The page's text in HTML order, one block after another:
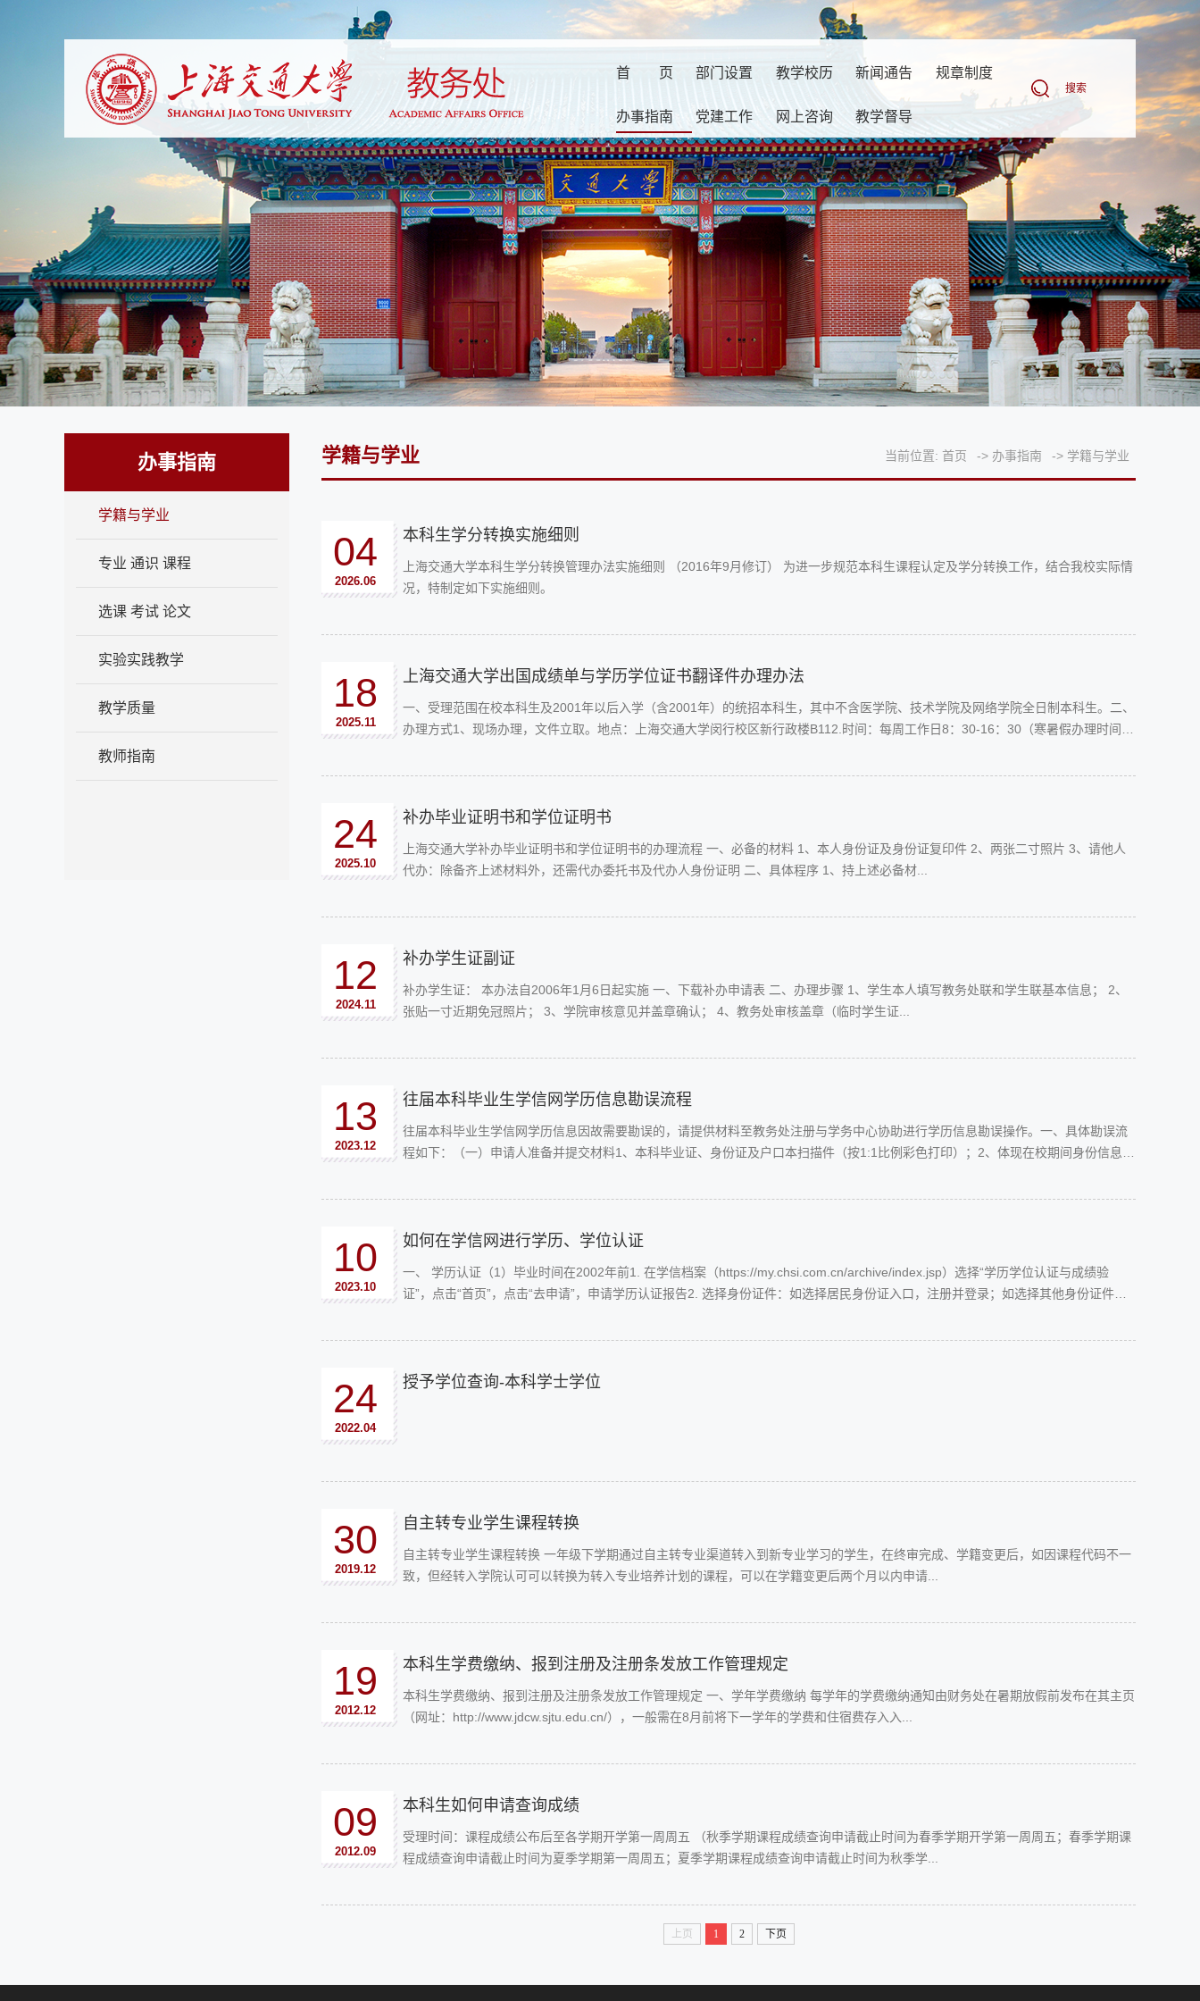
首 页 部门设置 教学校历 新闻通告 规章制度
办事指南 党建工作 网上咨询 教学督导
搜索
办事指南
学籍与学业
专业 通识 课程
选课 考试 论文
实验实践教学
教学质量
教师指南
学籍与学业 当前位置: 首页 -> 办事指南 -> 学籍与学业
04
2026.06
本科生学分转换实施细则
上海交通大学本科生学分转换管理办法实施细则 （2016年9月修订） 为进一步规范本科生课程认定及学分转换工作，结合我校实际情
况，特制定如下实施细则。
18
2025.11
上海交通大学出国成绩单与学历学位证书翻译件办理办法
一、受理范围在校本科生及2001年以后入学（含2001年）的统招本科生，其中不含医学院、技术学院及网络学院全日制本科生。二、
办理方式1、现场办理，文件立取。地点：上海交通大学闵行校区新行政楼B112.时间：每周工作日8：30-16：30（寒暑假办理时间另
24
2025.10
补办毕业证明书和学位证明书
上海交通大学补办毕业证明书和学位证明书的办理流程 一、必备的材料 1、本人身份证及身份证复印件 2、两张二寸照片 3、请他人
代办：除备齐上述材料外，还需代办委托书及代办人身份证明 二、具体程序 1、持上述必备材...
12
2024.11
补办学生证副证
补办学生证： 本办法自2006年1月6日起实施 一、下载补办申请表 二、办理步骤 1、学生本人填写教务处联和学生联基本信息； 2、
张贴一寸近期免冠照片； 3、学院审核意见并盖章确认； 4、教务处审核盖章（临时学生证...
13
2023.12
往届本科毕业生学信网学历信息勘误流程
往届本科毕业生学信网学历信息因故需要勘误的，请提供材料至教务处注册与学务中心协助进行学历信息勘误操作。一、具体勘误流
程如下：（一）申请人准备并提交材料1、本科毕业证、身份证及户口本扫描件（按1:1比例彩色打印）；2、体现在校期间身份信息的
10
2023.10
如何在学信网进行学历、学位认证
一、 学历认证（1）毕业时间在2002年前1. 在学信档案（https://my.chsi.com.cn/archive/index.jsp）选择“学历学位认证与成绩验
证”，点击“首页”，点击“去申请”，申请学历认证报告2. 选择身份证件：如选择居民身份证入口，注册并登录；如选择其他身份证件入
24
2022.04
授予学位查询-本科学士学位
30
2019.12
自主转专业学生课程转换
自主转专业学生课程转换 一年级下学期通过自主转专业渠道转入到新专业学习的学生，在终审完成、学籍变更后，如因课程代码不一
致，但经转入学院认可可以转换为转入专业培养计划的课程，可以在学籍变更后两个月以内申请...
19
2012.12
本科生学费缴纳、报到注册及注册条发放工作管理规定
本科生学费缴纳、报到注册及注册条发放工作管理规定 一、学年学费缴纳 每学年的学费缴纳通知由财务处在暑期放假前发布在其主页
（网址：http://www.jdcw.sjtu.edu.cn/），一般需在8月前将下一学年的学费和住宿费存入入...
09
2012.09
本科生如何申请查询成绩
受理时间：课程成绩公布后至各学期开学第一周周五 （秋季学期课程成绩查询申请截止时间为春季学期开学第一周周五；春季学期课
程成绩查询申请截止时间为夏季学期第一周周五；夏季学期课程成绩查询申请截止时间为秋季学...
上页 1 2 下页